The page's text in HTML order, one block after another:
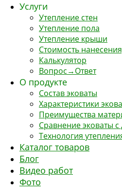
Услуги
Утепление стен
Утепление пола
Утепление крыши
Стоимость
Калькулятор
Вопрос→Ответ
О продукте
Состав эковаты
Характеристики
Преимущества
Сравнение эковаты
Технология
Каталог товаров
Блог
Видео работ
Фото